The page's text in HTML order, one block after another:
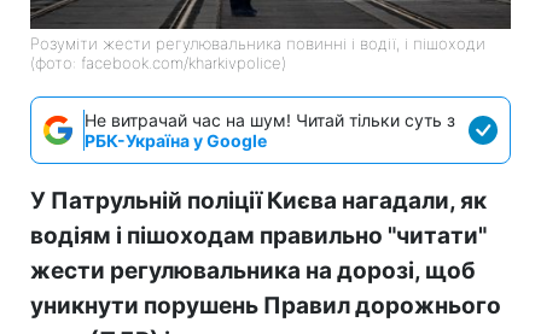
Розуміти жести регулювальника повинні і водії, і пішоходи
(фото: facebook.com/kharkivpolice)
Не витрачай час на шум! Читай тільки суть з
РБК-Україна у Google
У Патрульній поліції Києва нагадали, як
водіям і пішоходам правильно "читати"
жести регулювальника на дорозі, щоб
уникнути порушень Правил дорожнього